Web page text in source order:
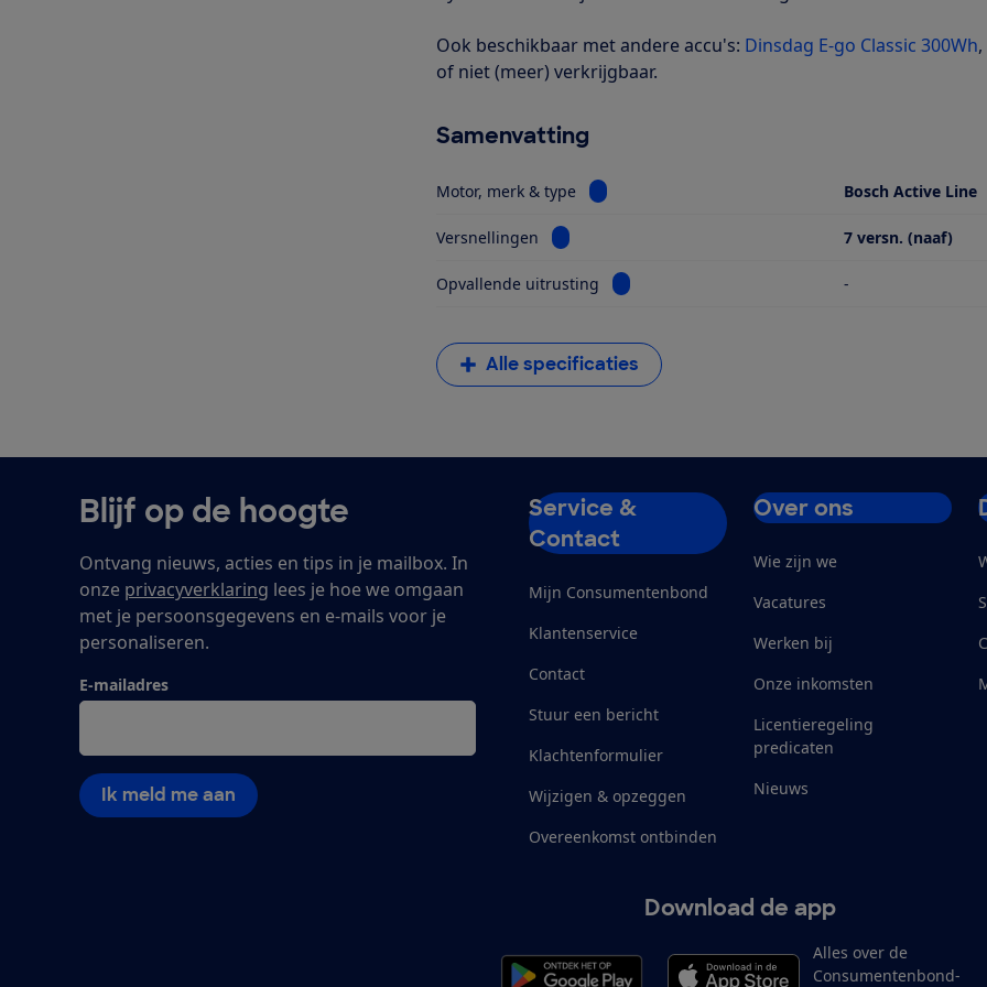
Ook beschikbaar met andere accu's: Dinsdag E-go Classic 300Wh,
of niet (meer) verkrijgbaar.
Samenvatting
Motor, merk & type Bekijk informatie voor Motor, merk & typeBosch Active Line
Versnellingen Bekijk informatie voor Versnellingen 7 versn. (naaf)
Opvallende uitrusting Bekijk informatie voor Opvallende uitrusting
-
Alle specificaties
Blijf op de hoogte
Ontvang nieuws, acties en tips in je mailbox. In
onze privacyverklaring lees je hoe we omgaan
met je persoonsgegevens en e-mails voor je
personaliseren.
E-mailadres
Ik meld me aan
Service &
Contact
Mijn Consumentenbond
Klantenservice
Contact
Stuur een bericht
Klachtenformulier
Wijzigen & opzeggen
Overeenkomst ontbinden
Over ons
Wie zijn we
Vacatures
Werken bij
Onze inkomsten
Licentieregeling
predicaten
Nieuws
Download de app
Alles over de
Consumentenbond-